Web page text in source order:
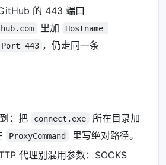
的 443 端口
里加
Hostname
Port 443 ，仍走同一条
：把 connect.exe
所在目录加
ProxyCommand
里写绝对路径。
代理别混用参数：SOCKS